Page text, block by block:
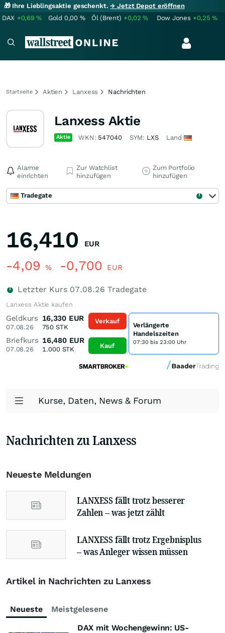
🎁 Ihre Lieblingsaktie geschenkt.→ Jetzt Depot eröffnen
DAX +0,69% Gold 0,00 % Öl (Brent) +0,02% Dow Jones +0,25%
Startseite Aktien Lanxess Nachrichten
Lanxess Aktie
Aktie WKN: 547040 SYM: LXS Land
Alarme
einrichten
Zur Watchlist
hinzufügen
Zum Portfolio
hinzufügen
Tradegate
16,410 EUR
-4,09 % -0,700 EUR
Letzter Kurs 07.08.26 Tradegate
Lanxess Aktie kaufen
Geldkurs
07.08.26
16,330 EUR
750 STK
Briefkurs
07.08.26
16,480 EUR
1.000STK
Verkauf
Kauf
Verlängerte
Handelszeiten
07:30 bis 23:00 Uhr
Kurse, Daten, News & Forum
Nachrichten zu Lanxess
Neueste Meldungen
LANXESS fällt trotz besserer
Zahlen – was jetzt zählt
LANXESS fällt trotz Ergebnisplus
– was Anleger wissen müssen
Artikel in Nachrichten zu Lanxess
Neueste
Meistgelesene
DAX mit Wochengewinn: US-